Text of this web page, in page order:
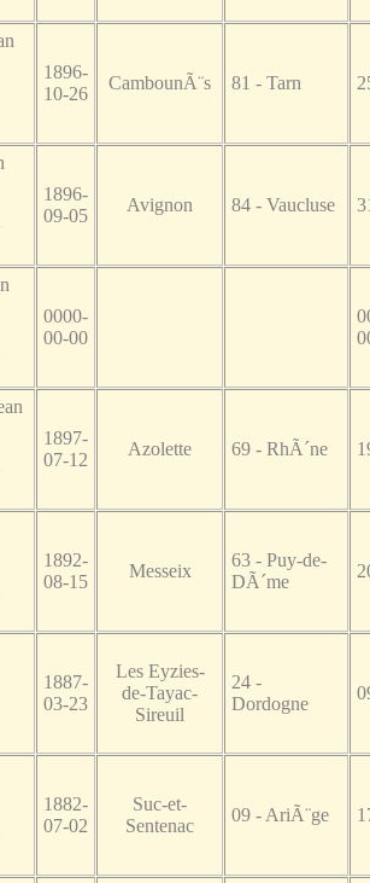
1896-
10-26
CambounÃ¨s 81 - Tarn
1896-
09-05
Avignon 84 - Vaucluse
0000-
00-00
1897-
07-12
Azolette 69 - RhÃ´ne
1892-
08-15
Messeix
63 - Puy-de-
DÃ´me
1887-
03-23
Les Eyzies-
de-Tayac-
Sireuil
24 -
Dordogne
1882-
07-02
Suc-et-
Sentenac
09 - AriÃ¨ge